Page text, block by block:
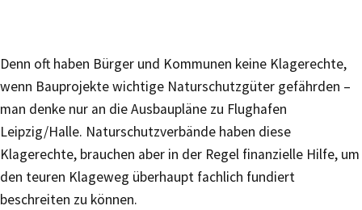
Denn oft haben Bürger und Kommunen keine Klagerechte,
wenn Bauprojekte wichtige Naturschutzgüter gefährden –
man denke nur an die Ausbaupläne zu Flughafen
Leipzig/Halle. Naturschutzverbände haben diese
Klagerechte, brauchen aber in der Regel finanzielle Hilfe, um
den teuren Klageweg überhaupt fachlich fundiert
beschreiten zu können.